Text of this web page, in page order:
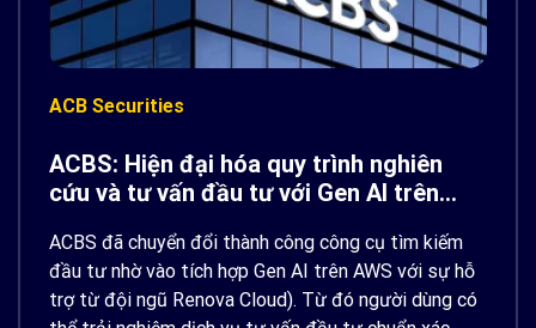
ACB Securities
ACBS: Hiện đại hóa quy trình nghiên
cứu và tư vấn đầu tư với Gen AI trên
ACBS đã chuyển đổi thành công công cụ tìm kiếm
đầu tư nhờ vào tích hợp Gen AI trên AWS với sự hỗ
trợ từ đội ngũ Renova Cloud). Từ đó người dùng có